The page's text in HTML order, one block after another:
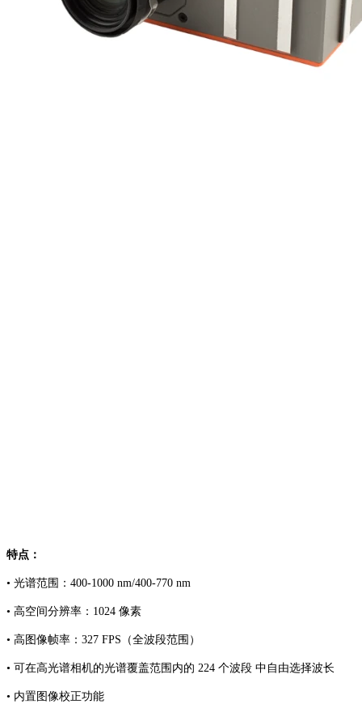
特点：
• 光谱范围：400-1000 nm/400-770 nm
• 高空间分辨率：1024 像素
• 高图像帧率：327 FPS（全波段范围）
• 可在高光谱相机的光谱覆盖范围内的 224 个波段 中自由选择波长
• 内置图像校正功能